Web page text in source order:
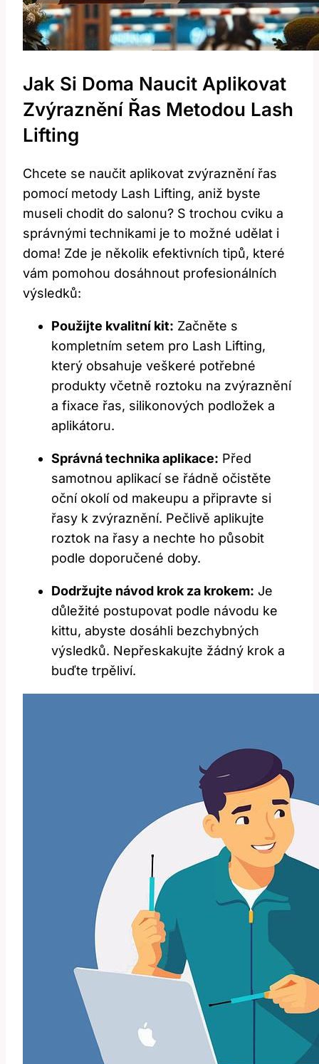
Jak⁣ Si Doma‌ Naucit Aplikovat
Zvýraznění Řas Metodou Lash
Lifting
Chcete se naučit aplikovat zvýraznění řas
pomocí metody Lash Lifting, aniž byste
museli chodit do‌ salonu? S trochou cviku a
správnými technikami je to‍ možné udělat i⁤
doma!​ Zde je několik efektivních tipů, které
vám pomohou dosáhnout profesionálních
výsledků:
Použijte kvalitní kit: Začněte s​
kompletním setem⁣ pro‍ Lash Lifting,
⁣který obsahuje veškeré potřebné
produkty ‍včetně roztoku na zvýraznění
a fixace řas, ⁤silikonových podložek a
aplikátoru.
Správná ​technika aplikace: Před
samotnou aplikací se řádně očistěte
oční okolí od makeupu a připravte si‍
řasy k ⁣zvýraznění. Pečlivě aplikujte
roztok na řasy a nechte ho působit
podle​ doporučené doby.
Dodržujte návod krok za ⁢krokem: Je
důležité postupovat podle návodu ke
kittu, abyste⁢ dosáhli bezchybných
výsledků. ‍Nepřeskakujte ⁣žádný krok a
buďte trpěliví.